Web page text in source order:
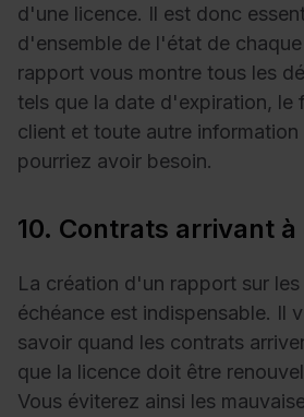
d'une licence. Il est donc
d'ensemble de l'état de
rapport vous montre tous les
tels que la date d'expiration, le
client et toute autre
pourriez avoir besoin.
10. Contrats arrivant
La création d'un rapport sur
échéance est indispensable. Il
savoir quand les contrats
que la licence doit être
Vous éviterez ainsi les